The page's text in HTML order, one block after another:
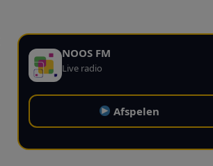
NOOS FM
Live radio
Afspelen